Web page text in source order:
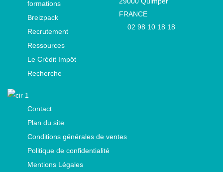
formations
Breizpack
Recrutement
Ressources
Le Crédit Impôt
Recherche
FRANCE
02 98 10 18 18
Contact
Plan du site
Conditions générales de ventes
Politique de confidentialité
Mentions Légales